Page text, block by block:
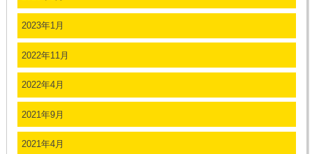
2023年1月
2022年11月
2022年4月
2021年9月
2021年4月